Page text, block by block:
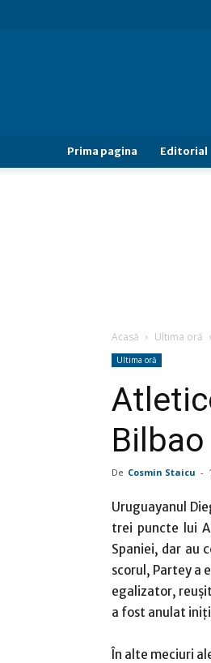
Prima pagina Editorial
Acasă Ultima oră
Ultima oră
Bilbao
De Cosmin Staicu -
Uruguayanul
trei puncte lui
Spaniei, dar au
scorul, Partey a
egalizator,
a fost anulat
În alte meciuri